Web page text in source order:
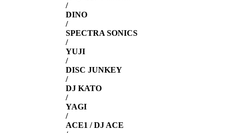
/
DINO
/
SPECTRA SONICS
/
YUJI
/
DISC JUNKEY
/
DJ KATO
/
YAGI
/
ACE1 / DJ ACE